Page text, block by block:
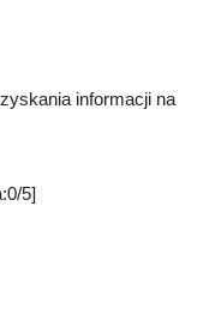
informacji na
5]